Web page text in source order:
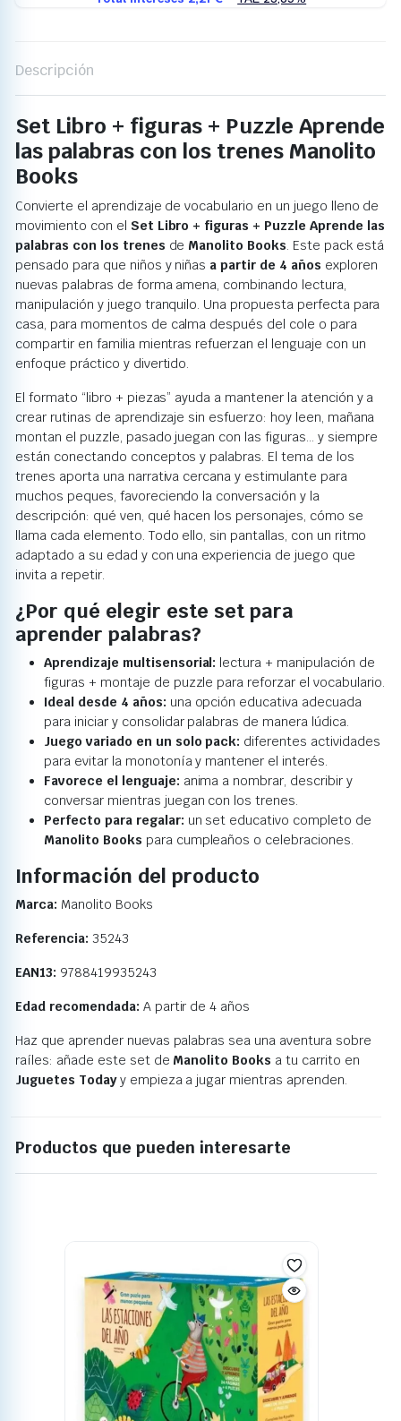
Descripción
Set Libro + figuras + Puzzle Aprende
las palabras con los trenes Manolito
Books
Convierte el aprendizaje de vocabulario en un juego lleno de
movimiento con el Set Libro + figuras + Puzzle Aprende las
palabras con los trenes de Manolito Books. Este pack está
pensado para que niños y niñas a partir de 4 años exploren
nuevas palabras de forma amena, combinando lectura,
manipulación y juego tranquilo. Una propuesta perfecta para
casa, para momentos de calma después del cole o para
compartir en familia mientras refuerzan el lenguaje con un
enfoque práctico y divertido.
El formato “libro + piezas” ayuda a mantener la atención y a
crear rutinas de aprendizaje sin esfuerzo: hoy leen, mañana
montan el puzzle, pasado juegan con las figuras… y siempre
están conectando conceptos y palabras. El tema de los
trenes aporta una narrativa cercana y estimulante para
muchos peques, favoreciendo la conversación y la
descripción: qué ven, qué hacen los personajes, cómo se
llama cada elemento. Todo ello, sin pantallas, con un ritmo
adaptado a su edad y con una experiencia de juego que
invita a repetir.
¿Por qué elegir este set para
aprender palabras?
Aprendizaje multisensorial: lectura + manipulación de
figuras + montaje de puzzle para reforzar el vocabulario.
Ideal desde 4 años: una opción educativa adecuada
para iniciar y consolidar palabras de manera lúdica.
Juego variado en un solo pack: diferentes actividades
para evitar la monotonía y mantener el interés.
Favorece el lenguaje: anima a nombrar, describir y
conversar mientras juegan con los trenes.
Perfecto para regalar: un set educativo completo de
Manolito Books para cumpleaños o celebraciones.
Información del producto
Marca: Manolito Books
Referencia: 35243
EAN13: 9788419935243
Edad recomendada: A partir de 4 años
Haz que aprender nuevas palabras sea una aventura sobre
raíles: añade este set de Manolito Books a tu carrito en
Juguetes Todayy empieza a jugar mientras aprenden.
Productos que pueden interesarte